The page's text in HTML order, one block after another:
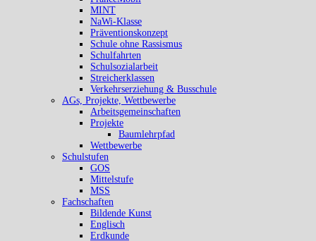
MINT
NaWi-Klasse
Präventionskonzept
Schule ohne Rassismus
Schulfahrten
Schulsozialarbeit
Streicherklassen
Verkehrserziehung & Busschule
AGs, Projekte, Wettbewerbe
Arbeitsgemeinschaften
Projekte
Baumlehrpfad
Wettbewerbe
Schulstufen
GOS
Mittelstufe
MSS
Fachschaften
Bildende Kunst
Englisch
Erdkunde